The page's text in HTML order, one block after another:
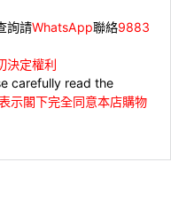
詢請WhatsApp聯絡9883
決定權利
carefully read the
示閣下完全同意本店購物